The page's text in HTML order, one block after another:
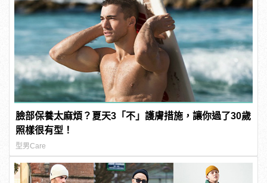
臉部保養太麻煩？夏天3「不」護膚措施，讓你過了30歲
照樣很有型！
型男Care